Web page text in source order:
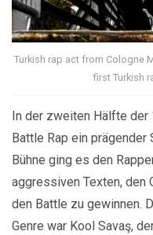
Turkish rap act from Cologne
first Turkish
In der zweiten Hälfte
Battle Rap ein
Bühne ging es den
aggressiven Texten, den
den Battle zu gewinnen.
Genre war Kool Savaş,